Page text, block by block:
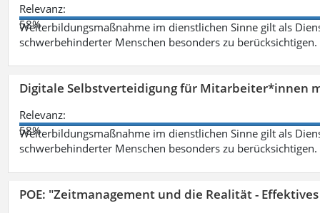
Relevanz:
58%
Weiterbildungsmaßnahme im dienstlichen Sinne gilt als
schwerbehinderter Menschen besonders zu berücksichtigen.
Digitale Selbstverteidigung für Mitarbeiter*innen
Relevanz:
58%
Weiterbildungsmaßnahme im dienstlichen Sinne gilt als
schwerbehinderter Menschen besonders zu berücksichtigen.
POE: "Zeitmanagement und die Realität -